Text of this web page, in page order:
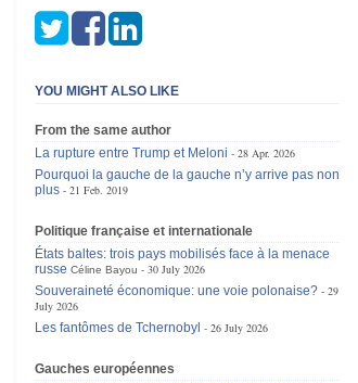
YOU MIGHT ALSO LIKE
From the same author
La rupture entre Trump et Meloni
28 Apr. 2026
Pourquoi la gauche de la gauche n’y arrive pas non
plus
21 Feb. 2019
Politique française et internationale
États baltes: trois pays mobilisés face à la menace
russe Céline Bayou
30 July 2026
Souveraineté économique: une voie polonaise?
29
July 2026
Les fantômes de Tchernobyl
26 July 2026
Gauches européennes